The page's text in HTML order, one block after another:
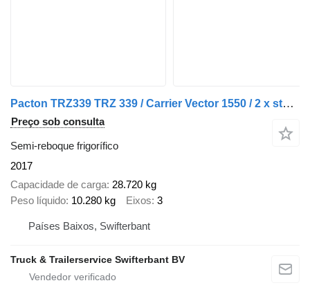
Pacton TRZ339 TRZ 339 / Carrier Vector 1550 / 2 x stuuras / 1 x liftas
Preço sob consulta
Semi-reboque frigorífico
2017
Capacidade de carga 28.720 kg
Peso líquido 10.280 kg Eixos 3
Países Baixos, Swifterbant
Truck & Trailerservice Swifterbant BV